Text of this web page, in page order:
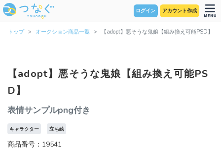
ログイン アカウント作成
トップ オークション商品一覧 【adopt】悪そうな鬼娘【組み換え可能PSD】
【adopt】悪そうな鬼娘【組み換え可能PS
D】
表情サンプルpng付き
キャラクター 立ち絵
商品番号：19541